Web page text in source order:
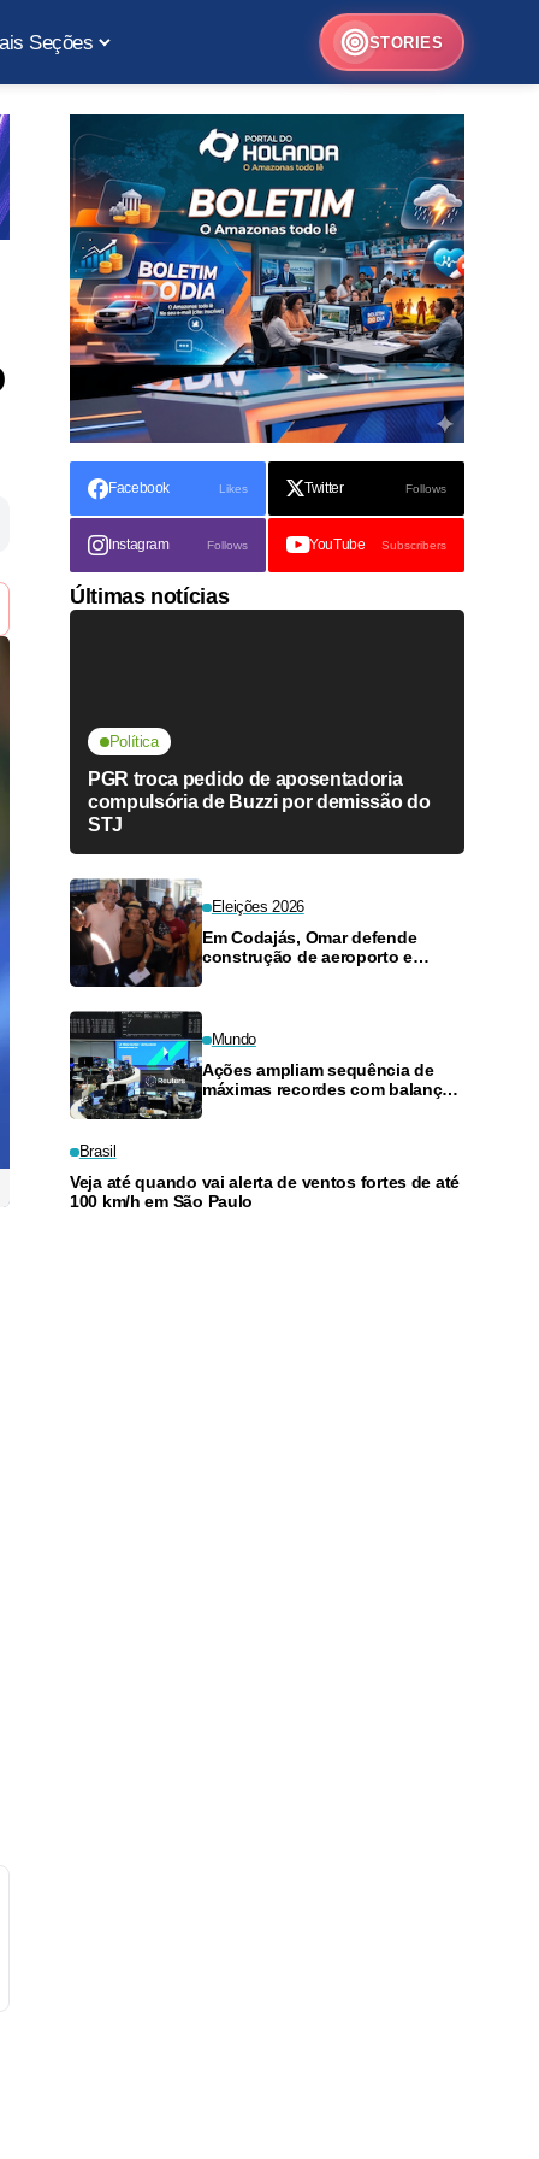
Seções STORIES
Facebook Likes Twitter Follows
Instagram Follows YouTube Subscribers
Últimas notícias
Política
PGR troca pedido de aposentadoria
compulsória de Buzzi por demissão do
STJ
Eleições 2026
Em Codajás, Omar defende
construção de aeroporto e
Mundo
Ações ampliam sequência de
máximas recordes com balanços
Brasil
Veja até quando vai alerta de ventos fortes de até
100 km/h em São Paulo